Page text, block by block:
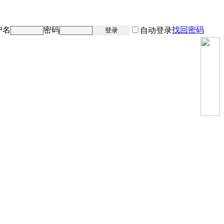
名 密码 登录 自动登录找回密码